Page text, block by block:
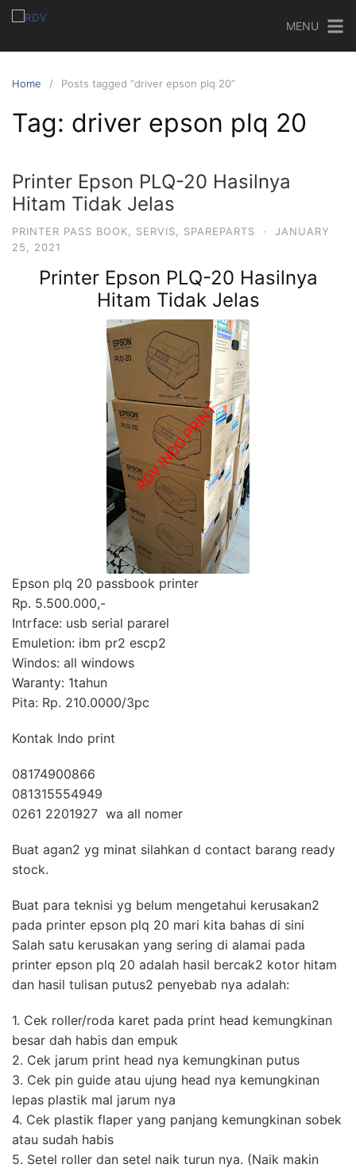
MENU
Home Posts tagged “driver epson plq 20”
Tag: driver epson plq 20
Printer Epson PLQ-20 Hasilnya
Hitam Tidak Jelas
PRINTER PASS BOOK SERVIS SPAREPARTS ·
JANUARY
25, 2021
Printer Epson PLQ-20 Hasilnya
Hitam Tidak Jelas
Epson plq 20 passbook printer
Rp. 5.500.000,-
Intrface: usb serial pararel
Emuletion: ibm pr2 escp2
Windos: all windows
Waranty: 1tahun
Pita: Rp. 210.0000/3pc
Kontak Indo print
08174900866
081315554949
0261 2201927 wa all nomer
Buat agan2 yg minat silahkan d contact barang ready
stock.
Buat para teknisi yg belum mengetahui kerusakan2
pada printer epson plq 20 mari kita bahas di sini
Salah satu kerusakan yang sering di alamai pada
printer epson plq 20 adalah hasil bercak2 kotor hitam
dan hasil tulisan putus2 penyebab nya adalah:
1. Cek roller/roda karet pada print head kemungkinan
besar dah habis dan empuk
2. Cek jarum print head nya kemungkinan putus
3. Cek pin guide atau ujung head nya kemungkinan
lepas plastik mal jarum nya
4. Cek plastik flaper yang panjang kemungkinan sobek
atau sudah habis
5. Setel roller dan setel naik turun nya. (Naik makin